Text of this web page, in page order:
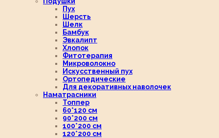
Пух
Шерсть
Шелк
Бамбук
Эвкалипт
Хлопок
Фитотерапия
Микроволокно
Искусственный пух
Ортопедические
Для декоративных наволочек
Наматрасники
Топпер
60*120 см
90*200 см
100*200 см
120*200 см